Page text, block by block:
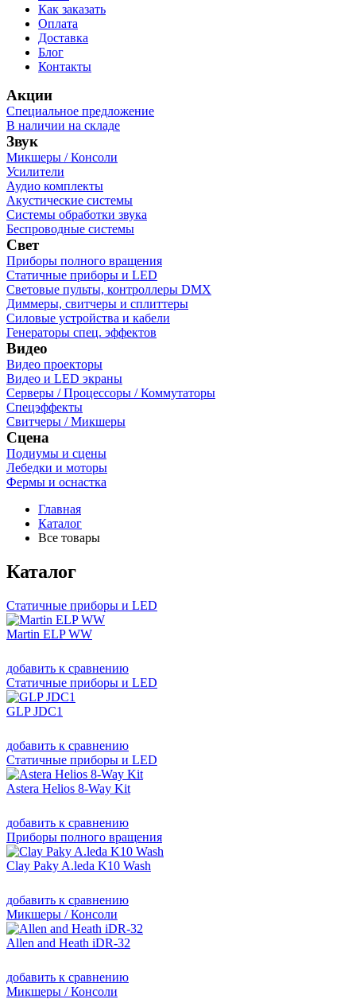
Как заказать
Оплата
Доставка
Блог
Контакты
Акции
Специальное предложение
В наличии на складе
Звук
Микшеры / Консоли
Усилители
Аудио комплекты
Акустические системы
Системы обработки звука
Беспроводные системы
Свет
Приборы полного вращения
Статичные приборы и LED
Световые пульты, контроллеры DMX
Диммеры, свитчеры и сплиттеры
Силовые устройства и кабели
Генераторы спец. эффектов
Видео
Видео проекторы
Видео и LED экраны
Серверы / Процессоры / Коммутаторы
Спецэффекты
Свитчеры / Микшеры
Сцена
Подиумы и сцены
Лебедки и моторы
Фермы и оснастка
Главная
Каталог
Все товары
Каталог
Статичные приборы и LED
Martin ELP WW
добавить к сравнению
Статичные приборы и LED
GLP JDC1
добавить к сравнению
Статичные приборы и LED
Astera Helios 8-Way Kit
добавить к сравнению
Приборы полного вращения
Clay Paky A.leda K10 Wash
добавить к сравнению
Микшеры / Консоли
Allen and Heath iDR-32
добавить к сравнению
Микшеры / Консоли